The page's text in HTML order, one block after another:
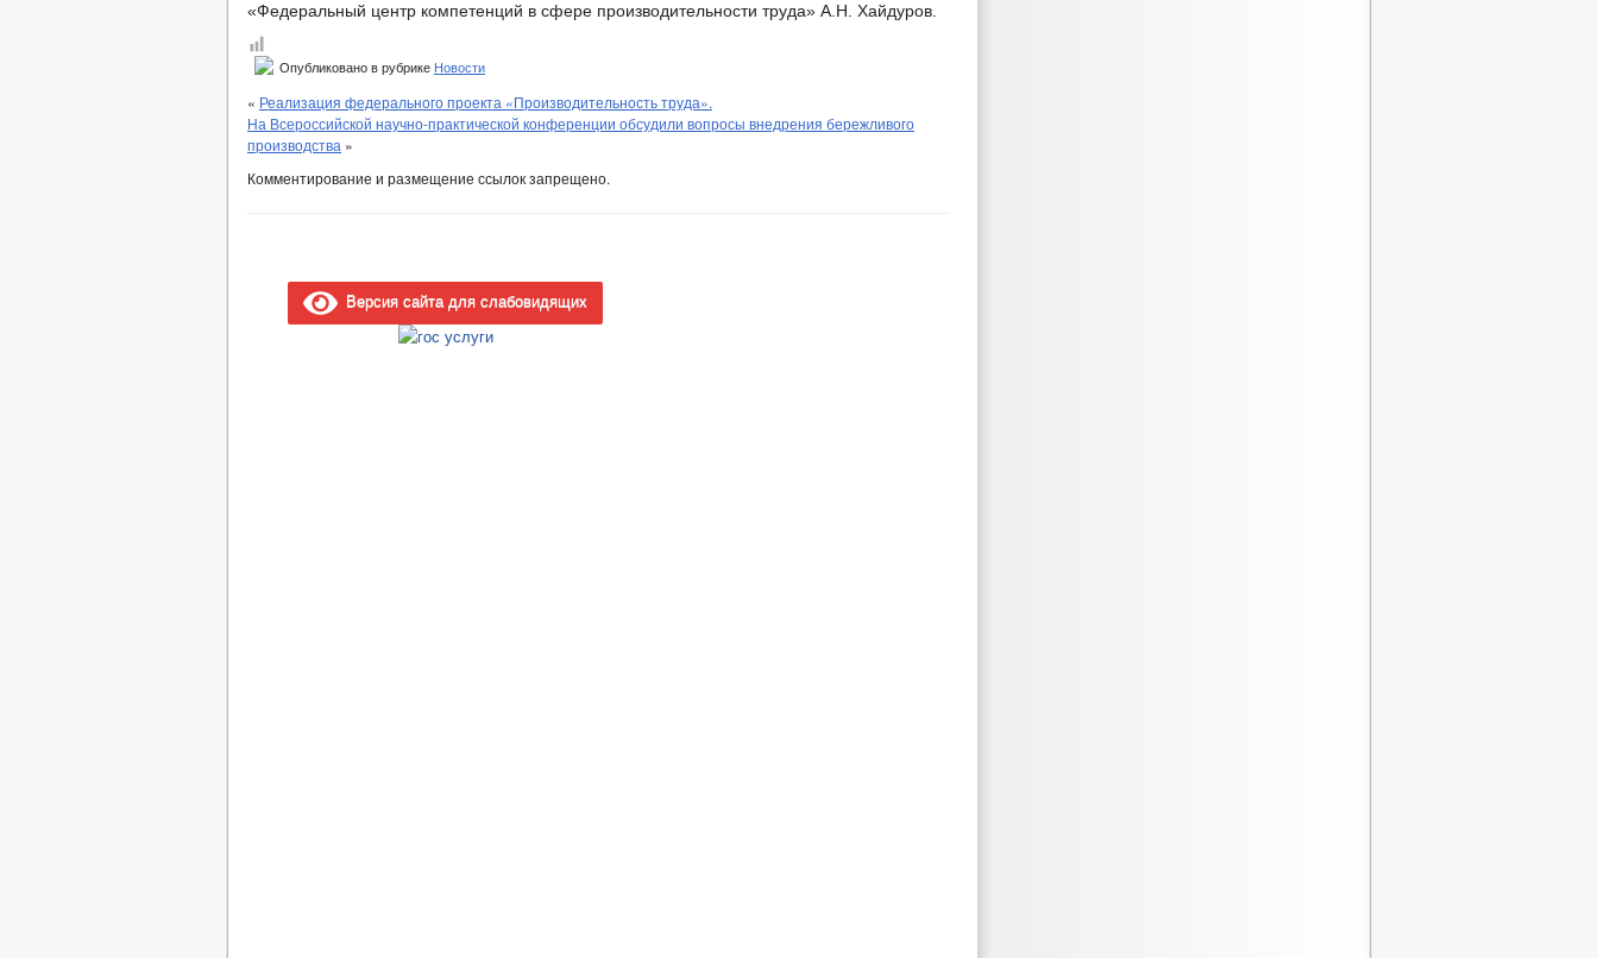
«Федеральный центр компетенций в сфере производительности труда» А.Н. Хайдуров.
Опубликовано в рубрике Новости
« Реализация федерального проекта «Производительность труда».
На Всероссийской научно-практической конференции обсудили вопросы внедрения бережливого
производства »
Комментирование и размещение ссылок запрещено.
Версия сайта для слабовидящих